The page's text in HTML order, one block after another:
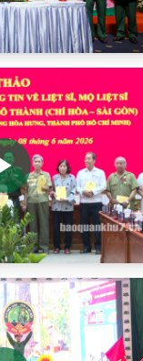
Video
Play
Video